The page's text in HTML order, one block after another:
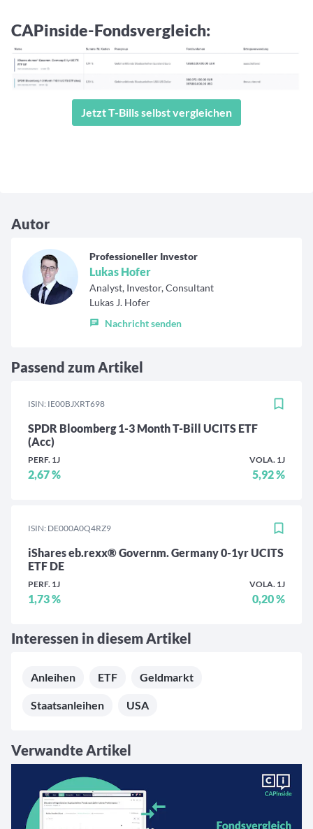
CAPinside-Fondsvergleich:
Jetzt T-Bills selbst vergleichen
Autor
Professioneller Investor
Lukas Hofer
Analyst, Investor, Consultant
Lukas J. Hofer
Nachricht senden
Passend zum Artikel
ISIN: IE00BJXRT698
SPDR Bloomberg 1-3 Month T-Bill UCITS ETF
(Acc)
PERF. 1J
2,67 %
VOLA. 1J
5,92 %
ISIN: DE000A0Q4RZ9
iShares eb.rexx® Governm. Germany 0-1yr UCITS
ETF DE
PERF. 1J
1,73 %
VOLA. 1J
0,20 %
Interessen in diesem Artikel
Anleihen ETF Geldmarkt
Staatsanleihen USA
Verwandte Artikel